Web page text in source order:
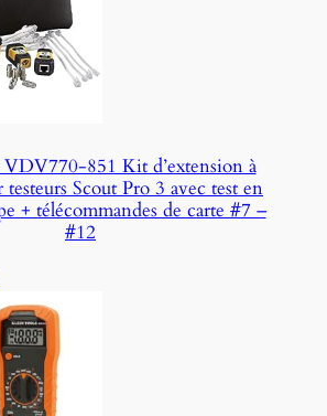
851 Kit d’extension à
testeurs Scout Pro 3 avec test en
+ télécommandes de carte #7 –
#12